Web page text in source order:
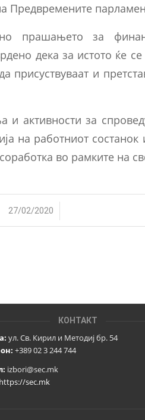
Предвремените
прашањето за
дека за истото ќе
присуствуваат и
активности за
на работниот
во рамките на
27/02/2020
/
КОНТАКТ
ул. Св. Кирил и Методиј бр. 54
+389 02 3 244 744
izbori@sec.mk
https://sec.mk